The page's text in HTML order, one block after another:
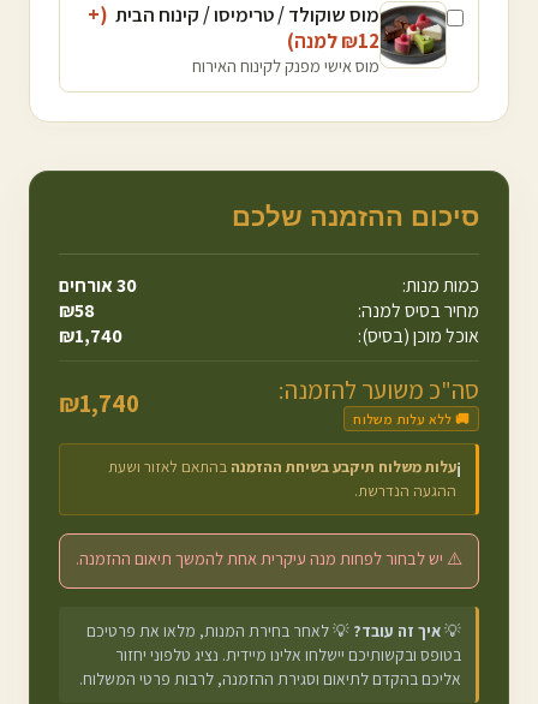
מוס שוקולד / טרימיסו / קינוח הבית (+
₪12 למנה)
מוס אישי מפנק לקינוח האירוח
סיכום ההזמנה שלכם
כמות מנות: 30אורחים
מחיר בסיס למנה:
₪58
אוכל מוכן (בסיס):
₪1,740
סה"כ משוער להזמנה:
🚚 ללא עלות משלוח ₪1,740
ℹ️עלות משלוח תיקבע בשיחת ההזמנה בהתאם לאזור ושעת
ההגעה הנדרשת.
⚠️ יש לבחור לפחות מנה עיקרית אחת להמשך תיאום ההזמנה.
💡איך זה עובד? 💡 לאחר בחירת המנות, מלאו את פרטיכם
בטופס ובקשותיכם יישלחו אלינו מיידית. נציג טלפוני יחזור
אליכם בהקדם לתיאום וסגירת ההזמנה, לרבות פרטי המשלוח.